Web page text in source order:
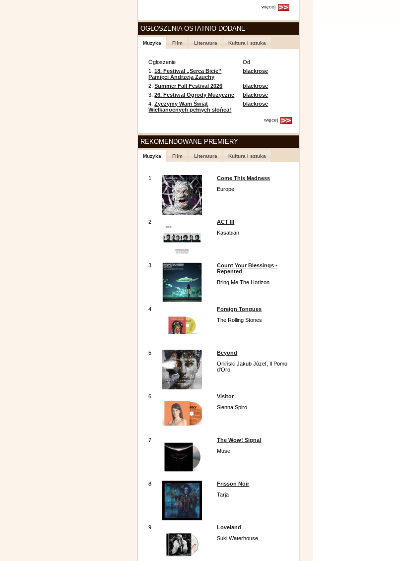
więcej
OGŁOSZENIA OSTATNIO DODANE
Muzyka Film Literatura Kultura i sztuka
Ogłoszenie
Od
1.18. Festiwal „Serca Bicie”
Pamięci Andrzeja Zauchy
blackrose
2.Summer Fall Festival 2026
blackrose
3.26. Festiwal Ogrody Muzyczne
blackrose
4.Życzymy Wam Świąt
Wielkanocnych pełnych słońca!
blackrose
więcej
REKOMENDOWANE PREMIERY
Muzyka Film Literatura Kultura i sztuka
1
Come This Madness
Europe
2
ACT III
Kasabian
3
Count Your Blessings -
Repented
Bring Me The Horizon
4
Foreign Tongues
The Rolling Stones
5
Beyond
Orliński Jakub Józef, Il Pomo
d'Oro
6
Visitor
Sienna Spiro
7
The Wow! Signal
Muse
8
Frisson Noir
Tarja
9
Loveland
Suki Waterhouse